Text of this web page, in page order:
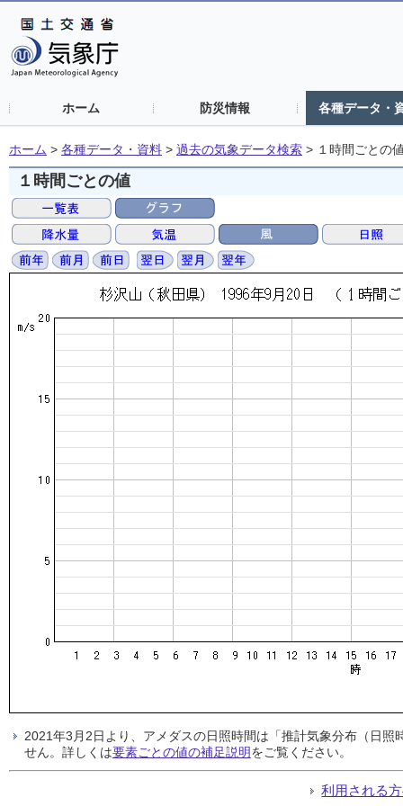
ホーム 防災情報 各種データ・
ホーム > 各種データ・資料 > 過去の気象データ検索 > １時間ごとの
１時間ごとの値
2021年3月2日より、アメダスの日照時間は「推計気象分布（日
せん。詳しくは要素ごとの値の補足説明をご覧ください。
利用される